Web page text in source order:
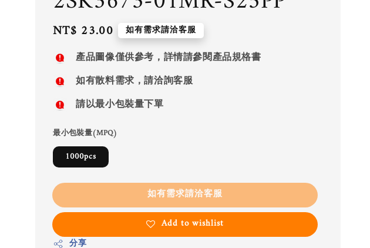
Regular
price
NT$ 23.00 如有需求請洽客服
產品圖像僅供參考，詳情請參閱產品規格書
如有散料需求，請洽詢客服
請以最小包裝量下單
最小包裝量(MPQ)
1000pcs
如有需求請洽客服
Add to wishlist
分享